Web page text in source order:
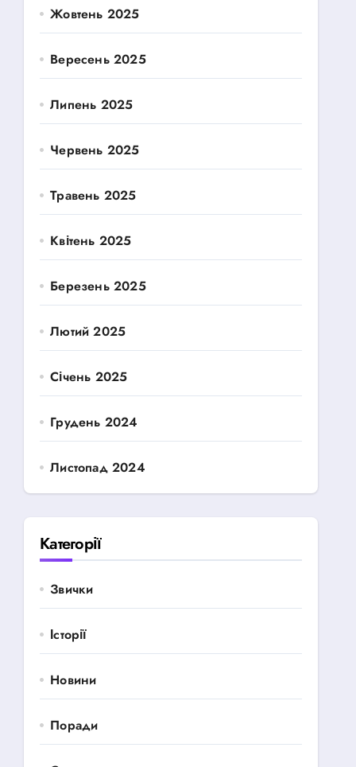
Жовтень 2025
Вересень 2025
Липень 2025
Червень 2025
Травень 2025
Квітень 2025
Березень 2025
Лютий 2025
Січень 2025
Грудень 2024
Листопад 2024
Категорії
Звички
Історії
Новини
Поради